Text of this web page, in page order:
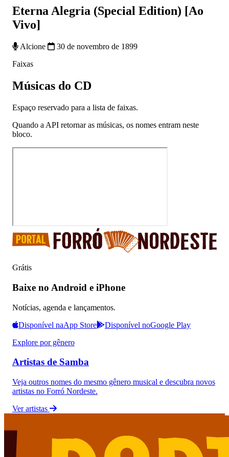
Eterna Alegria (Special Edition) [Ao
Vivo]
Alcione
30 de novembro de 1899
Faixas
Músicas do CD
Espaço reservado para a lista de faixas.
Quando a API retornar as músicas, os nomes entram neste
bloco.
Grátis
Baixe no Android e iPhone
Notícias, agenda e lançamentos.
Disponível naApp Store Disponível noGoogle Play
Explore por gênero
Artistas de Samba
Veja outros nomes do mesmo gênero musical e descubra novos
artistas no Forró Nordeste.
Ver artistas